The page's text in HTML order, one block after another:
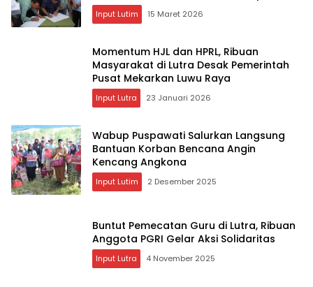
Penyelesaian Lahan Old Camp
Input Lutim 15 Maret 2026
Momentum HJL dan HPRL, Ribuan
Masyarakat di Lutra Desak Pemerintah
Pusat Mekarkan Luwu Raya
Input Lutra 23 Januari 2026
Wabup Puspawati Salurkan Langsung
Bantuan Korban Bencana Angin
Kencang Angkona ‎
Input Lutim 2 Desember 2025
Buntut Pemecatan Guru di Lutra, Ribuan
Anggota PGRI Gelar Aksi Solidaritas
Input Lutra 4 November 2025